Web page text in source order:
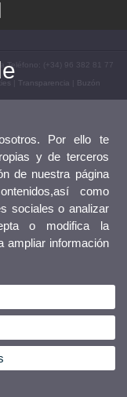
(+34) 96 382 81 77
Transparencia
Buzón
Por ello te
y de terceros
de nuestra página
como
sociales o analizar
o modifica la
ampliar información